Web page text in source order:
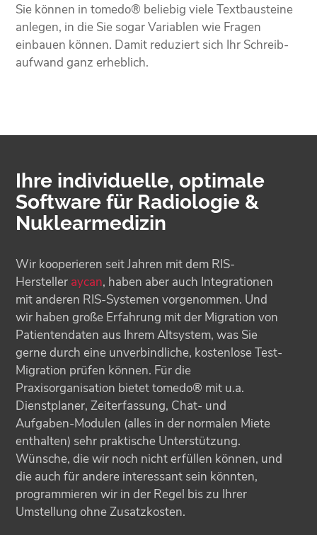
Sie können in tomedo® beliebig viele Text­bausteine
anlegen, in die Sie sogar Variablen wie Fragen
einbauen können. Damit reduziert sich Ihr Schreib­
aufwand ganz erheblich.
Ihre individuelle, optimale
Software für Radiologie &
Nuklearmedizin
Wir kooperieren seit Jahren mit dem RIS-
Hersteller aycan, haben aber auch Integrationen
mit anderen RIS-Systemen vorgenommen. Und
wir haben große Erfahrung mit der Migration von
Patientendaten aus Ihrem Altsystem, was Sie
gerne durch eine unverbindliche, kostenlose Test-
Migration prüfen können. Für die
Praxisorganisation bietet tomedo® mit u.a.
Dienstplaner, Zeiterfassung, Chat- und
Aufgaben-Modulen (alles in der normalen Miete
enthalten) sehr praktische Unterstützung.
Wünsche, die wir noch nicht erfüllen können, und
die auch für andere interessant sein könnten,
programmieren wir in der Regel bis zu Ihrer
Umstellung ohne Zusatzkosten.